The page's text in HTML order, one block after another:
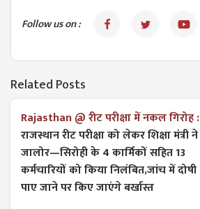
Follow us on :
Related Posts
Rajasthan @ रीट परीक्षा में नकल गिरोह :
राजस्थान रीट परीक्षा को लेकर शिक्षा मंत्री ने
जालोर—सिरोही के 4 कार्मिकों सहित 13
कर्मचारियों को किया निलंबित,जांच में दोषी
पाए जाने पर किए जाएंगे बर्खास्त